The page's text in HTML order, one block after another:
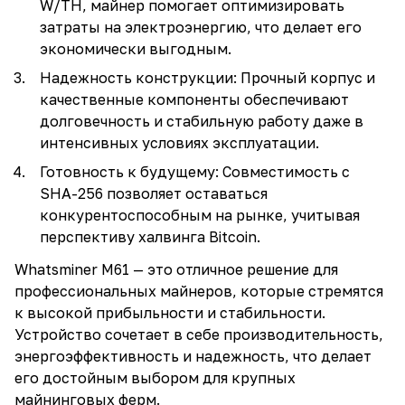
W/TH, майнер помогает оптимизировать
затраты на электроэнергию, что делает его
экономически выгодным.
Надежность конструкции: Прочный корпус и
качественные компоненты обеспечивают
долговечность и стабильную работу даже в
интенсивных условиях эксплуатации.
Готовность к будущему: Совместимость с
SHA-256 позволяет оставаться
конкурентоспособным на рынке, учитывая
перспективу халвинга Bitcoin.
Whatsminer M61 — это отличное решение для
профессиональных майнеров, которые стремятся
к высокой прибыльности и стабильности.
Устройство сочетает в себе производительность,
энергоэффективность и надежность, что делает
его достойным выбором для крупных
майнинговых ферм.